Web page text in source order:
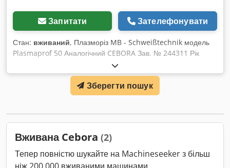
Запитати Зателефонувати
Стан: вживаний, Плазморіз MB - Schweißtechnik модель
Plasmaprof 50 Аналогічний CEBORA Зав. № 244311 Рік
випуску приблизно 1992 Потужність: 50 А = 35% ПВ; 30 А =
100% ПВ Діапазон налаштувань: 2 ступені Довжина
шлангового пакету: близько 6 м Підключення стисненого
повітря: 4,7 бар Підключення до мережі: 400 В, 50 Гц, вилка
x 700 мм Вага: близько 80 кг В гарному стані
Зберегти пошук
Вживана Cebora (2)
Тепер повністю шукайте на Machineseeker з більш
ніж 200 000 вживаними машинами.